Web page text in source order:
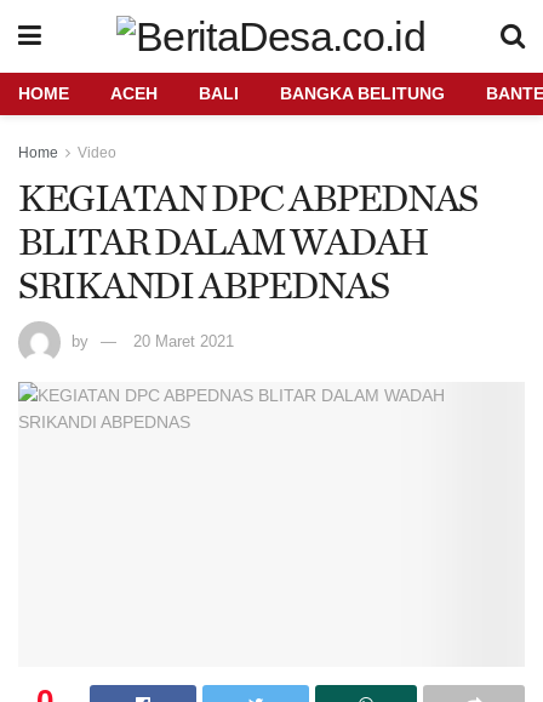
HOME ACEH BALI BANGKA BELITUNG
Home Video
KEGIATAN DPC ABPEDNAS
BLITAR DALAM WADAH
SRIKANDI ABPEDNAS
by 20 Maret 2021